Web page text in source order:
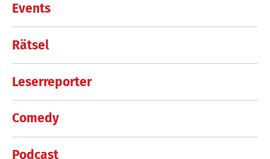
Events
Rätsel
Leserreporter
Comedy
Podcast